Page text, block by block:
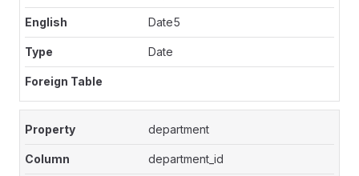
Date5
Date
department
department_id